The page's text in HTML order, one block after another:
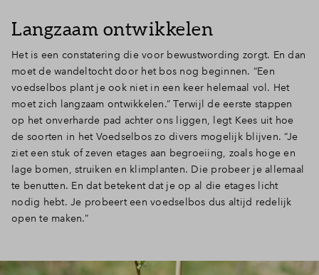
Langzaam ontwikkelen
Het is een constatering die voor bewustwording zorgt. En dan
moet de wandeltocht door het bos nog beginnen. “Een
voedselbos plant je ook niet in een keer helemaal vol. Het
moet zich langzaam ontwikkelen.” Terwijl de eerste stappen
op het onverharde pad achter ons liggen, legt Kees uit hoe
de soorten in het Voedselbos zo divers mogelijk blijven. “Je
ziet een stuk of zeven etages aan begroeiing, zoals hoge en
lage bomen, struiken en klimplanten. Die probeer je allemaal
te benutten. En dat betekent dat je op al die etages licht
nodig hebt. Je probeert een voedselbos dus altijd redelijk
open te maken.”